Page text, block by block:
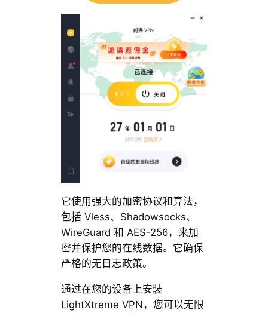
它使用强大的加密协议和算法，
包括 Vless、Shadowsocks、
WireGuard 和 AES-256，来加
密并保护您的在线数据。它确保
严格的无日志政策。
通过在您的设备上安装
LightXtreme VPN，您可以无限